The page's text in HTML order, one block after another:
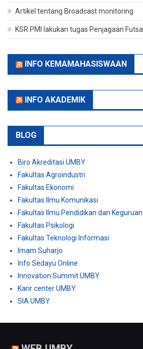
Artikel tentang Broadcast monitoring
KSR PMI lakukan tugas Penjagaan Futsal
INFO KEMAMAHASISWAAN
INFO AKADEMIK
BLOG
Biro Akreditasi UMBY
Fakultas Agroindustri
Fakultas Ekonomi
Fakultas Ilmu Komunikasi
Fakultas Ilmu Pendidikan dan Keguruan
Fakultas Psikologi
Fakultas Teknologi Informasi
Imam Suharjo
Info Sedayu Online
Innovation Summit UMBY
Karir center UMBY
SIA UMBY